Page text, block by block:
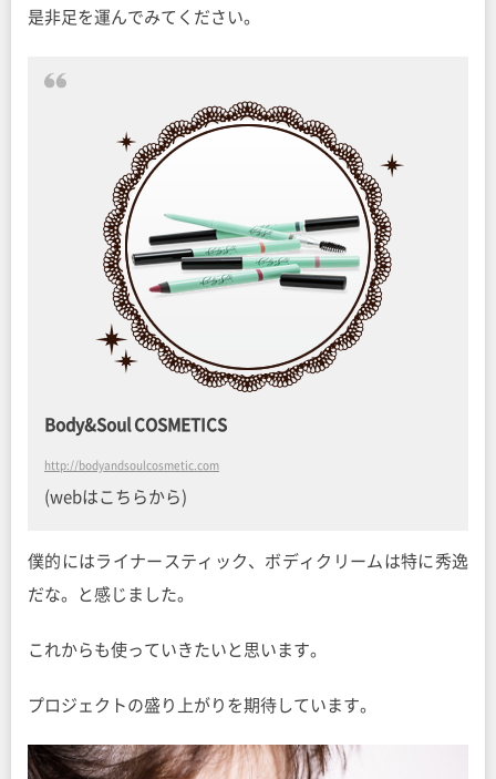
是非足を運んでみてください。
Body&Soul COSMETICS
http://bodyandsoulcosmetic.com
(webはこちらから)
僕的にはライナースティック、ボディクリームは特に秀逸
だな。と感じました。
これからも使っていきたいと思います。
プロジェクトの盛り上がりを期待しています。